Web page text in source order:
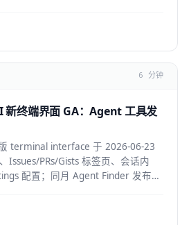
6 分钟
终端界面 GA：Agent 工具发
terminal interface 于 2026-06-23
Issues/PRs/Gists 标签页、会话内
配置；同月 Agent Finder 发布，